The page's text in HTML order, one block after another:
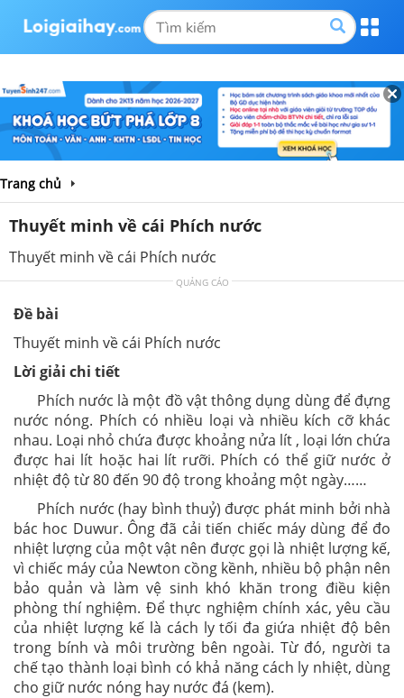
Trang chủ
Thuyết minh về cái Phích nước
Thuyết minh về cái Phích nước
QUẢNG CÁO
Đề bài
Thuyết minh về cái Phích nước
Lời giải chi tiết
Phích nước là một đồ vật thông dụng dùng để đựng
nước nóng. Phích có nhiều loại và nhiều kích cỡ khác
nhau. Loại nhỏ chứa được khoảng nửa lít , loại lớn chứa
được hai lít hoặc hai lít rưỡi. Phích có thể giữ nước ở
nhiệt độ từ 80 đến 90 độ trong khoảng một ngày……
Phích nước (hay bình thuỷ) được phát minh bởi nhà
bác hoc Duwur. Ông đã cải tiến chiếc máy dùng để đo
nhiệt lượng của một vật nên được gọi là nhiệt lượng kế,
vì chiếc máy của Newton cồng kềnh, nhiều bộ phận nên
bảo quản và làm vệ sinh khó khăn trong điều kiện
phòng thí nghiệm. Để thực nghiệm chính xác, yêu cầu
của nhiệt lượng kế là cách ly tối đa giứa nhiệt độ bên
trong bính và môi trường bên ngoài. Từ đó, người ta
chế tạo thành loại bình có khả năng cách ly nhiệt, dùng
cho giữ nước nóng hay nước đá (kem).